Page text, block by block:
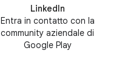
LinkedIn
Entra in contatto con la
community aziendale di
Google Play